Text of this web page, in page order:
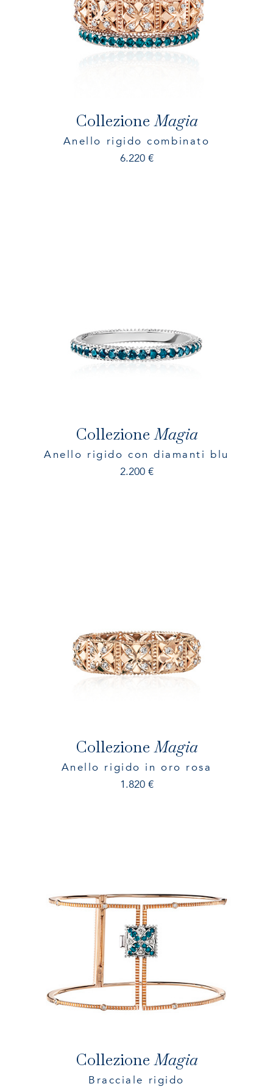
CollezioneMagia
Anello rigido combinato
6.220 €
CollezioneMagia
Anello rigido con diamanti blu
2.200 €
CollezioneMagia
Anello rigido in oro rosa
1.820 €
CollezioneMagia
Bracciale rigido